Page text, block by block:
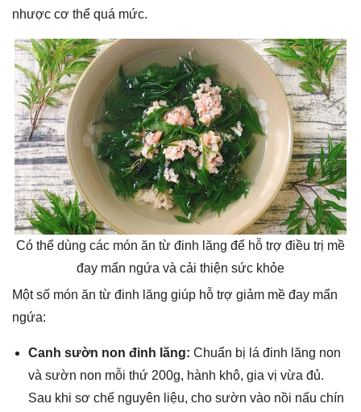
nhược cơ thể quá mức.
Có thể dùng các món ăn từ đinh lăng để hỗ trợ điều trị mề
đay mẩn ngứa và cải thiện sức khỏe
Một số món ăn từ đinh lăng giúp hỗ trợ giảm mề đay mẩn
ngứa:
Canh sườn non đinh lăng: Chuẩn bị lá đinh lăng non
và sườn non mỗi thứ 200g, hành khô, gia vị vừa đủ.
Sau khi sơ chế nguyên liệu, cho sườn vào nồi nấu chín